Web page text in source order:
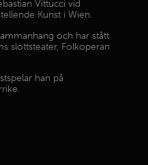
Vittucci vid
Kunst i Wien.
och har stått
slottsteater, Folkoperan
han på